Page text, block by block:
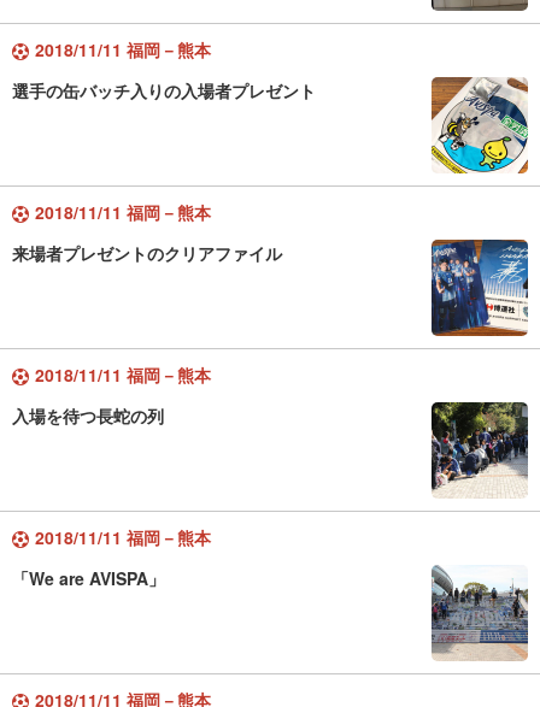
2018/11/11 福岡－熊本
選手の缶バッチ入りの入場者プレゼント
2018/11/11 福岡－熊本
来場者プレゼントのクリアファイル
2018/11/11 福岡－熊本
入場を待つ長蛇の列
2018/11/11 福岡－熊本
「We are AVISPA」
2018/11/11 福岡－熊本